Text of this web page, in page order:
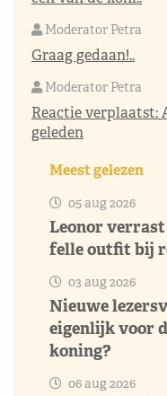
Moderator Petra
Graag gedaan!..
Moderator Petra
Reactie verplaatst:
geleden
Meest gelezen
05 aug 2026
Leonor verrast
felle outfit bij
03 aug 2026
Nieuwe
eigenlijk voor
koning?
06 aug 2026